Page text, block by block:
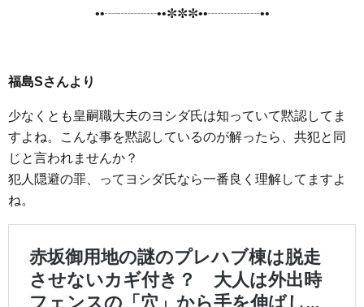
••┈┈┈┈••✼✼✼••┈┈┈┈••
福島Sさんより
少なくとも皇嗣職大夫のヨシダ氏は知っていて黙認してま
すよね。こんな事を黙認しているのが解ったら、共犯と同
じと言われませんか？
犯人隠避の罪、ってヨシダ氏なら一番良く理解してますよ
ね。